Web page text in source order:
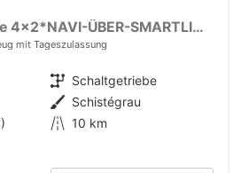
Expression 3 TCe 4x2*NAVI-ÜBER-SMARTLINK*AHK*PDC-KAMERA*LED*SHZ*17-ZOLL
mit Tageszulassung
Getriebe Schaltgetriebe
Außenfarbe Schistégrau
Kilometerstand 10 km